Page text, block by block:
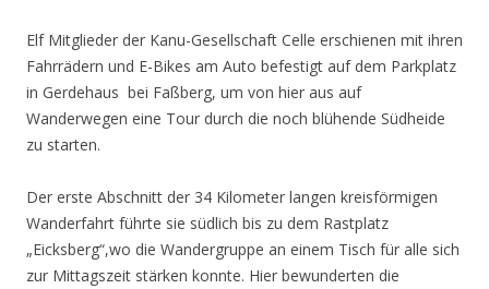
Elf Mitglieder der Kanu-Gesellschaft Celle erschienen mit ihren
Fahrrädern und E-Bikes am Auto befestigt auf dem Parkplatz
in Gerdehaus bei Faßberg, um von hier aus auf
Wanderwegen eine Tour durch die noch blühende Südheide
zu starten.
Der erste Abschnitt der 34 Kilometer langen kreisförmigen
Wanderfahrt führte sie südlich bis zu dem Rastplatz
„Eicksberg“,wo die Wandergruppe an einem Tisch für alle sich
zur Mittagszeit stärken konnte. Hier bewunderten die